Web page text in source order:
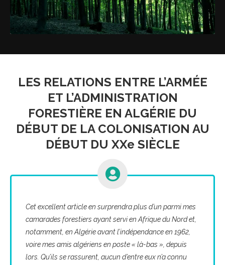
LES RELATIONS ENTRE L’ARMÉE
ET L’ADMINISTRATION
FORESTIÈRE EN ALGÉRIE DU
DÉBUT DE LA COLONISATION AU
DÉBUT DU XXe SIÈCLE
Cet excellent article en surprendra plus d’un parmi mes
camarades forestiers ayant servi en Afrique du Nord et,
notamment, en Algérie avant l’indépendance en 1962,
voire mes amis algériens en poste « là-bas », depuis
lors. Qu’ils se rassurent, aucun d’entre eux n’a connu